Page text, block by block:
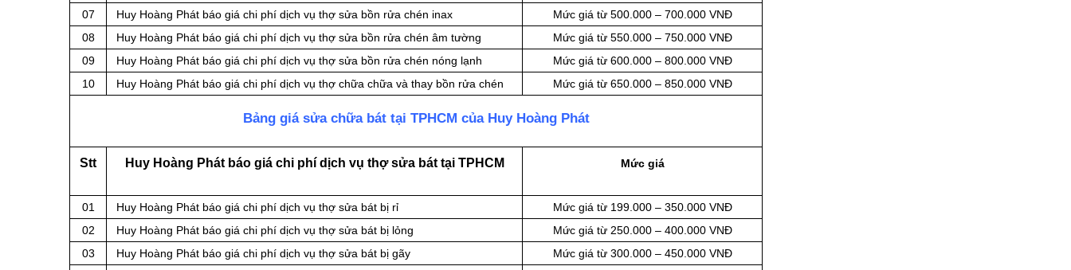
07
Huy Hoàng Phát báo giá chi phí dịch vụ thợ sửa bồn rửa chén inax
Mức giá từ 500.000 – 700.000 VNĐ
08
Huy Hoàng Phát báo giá chi phí dịch vụ thợ sửa bồn rửa chén âm tường
Mức giá từ 550.000 – 750.000 VNĐ
09
Huy Hoàng Phát báo giá chi phí dịch vụ thợ sửa bồn rửa chén nóng lạnh
Mức giá từ 600.000 – 800.000 VNĐ
10
Huy Hoàng Phát báo giá chi phí dịch vụ thợ chữa chữa và thay bồn rửa chén Mức giá từ 650.000 – 850.000 VNĐ
Bảng giá sửa chữa bát tại TPHCM của Huy Hoàng Phát
Stt Huy Hoàng Phát báo giá chi phí dịch vụ thợ sửa bát tại TPHCM Mức giá
01 Huy Hoàng Phát báo giá chi phí dịch vụ thợ sửa bát bị rỉ
Mức giá từ 199.000 – 350.000 VNĐ
02
Huy Hoàng Phát báo giá chi phí dịch vụ thợ sửa bát bị lỏng
Mức giá từ 250.000 – 400.000 VNĐ
03
Huy Hoàng Phát báo giá chi phí dịch vụ thợ sửa bát bị gãy
Mức giá từ 300.000 – 450.000 VNĐ